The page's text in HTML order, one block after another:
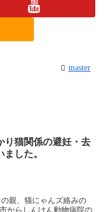
master
り猫関係の避妊・去
した。
親、猫にゃんズ絡みの
からしんけん動物病院の